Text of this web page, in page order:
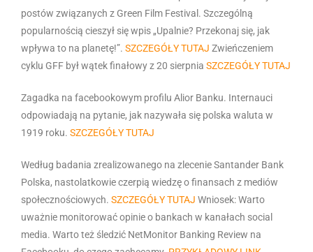
postów związanych z Green Film Festival. Szczególną
popularnością cieszył się wpis „Upalnie? Przekonaj się, jak
wpływa to na planetę!”. SZCZEGÓŁY TUTAJ Zwieńczeniem
cyklu GFF był wątek finałowy z 20 sierpnia SZCZEGÓŁY TUTAJ
Zagadka na facebookowym profilu Alior Banku. Internauci
odpowiadają na pytanie, jak nazywała się polska waluta w
1919 roku. SZCZEGÓŁY TUTAJ
Według badania zrealizowanego na zlecenie Santander Bank
Polska, nastolatkowie czerpią wiedzę o finansach z mediów
społecznościowych. SZCZEGÓŁY TUTAJ Wniosek: Warto
uważnie monitorować opinie o bankach w kanałach social
media. Warto też śledzić NetMonitor Banking Review na